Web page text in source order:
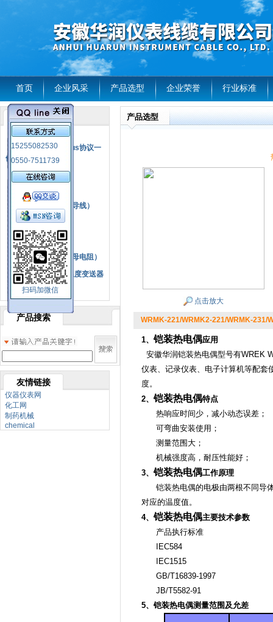
首页 企业风采 产品选型 企业荣誉 行业标准
15255082530
0550-7511739
扫码加微信
产品列表
风电温度传感器
RS485通讯modbus协议一
体化现场智能仪表
热电偶
热电偶补偿电缆（导线）
振动传感器
热电阻
铂热电阻元件（云母电阻）
SBW系列一体化温度变送器
双金属温度计
产品搜索
友情链接
仪器仪表网
化工网
制药机械
chemical
产品选型
点击放大
WRMK-221/WRMK2-221/WRMK-231/
1、 铠装热电偶应用
安徽华润铠装热电偶型号有WREK
仪表、记录仪表、电子计算机等配套
度。
2、 铠装热电偶特点
热响应时间少，减小动态误差；
可弯曲安装使用；
测量范围大；
机械强度高，耐压性能好；
3、 铠装热电偶工作原理
铠装热电偶的电极由两根不同导体
对应的温度值。
4、 铠装热电偶主要技术参数
产品执行标准
IEC584
IEC1515
GB/T16839-1997
JB/T5582-91
5、铠装热电偶测量范围及允差